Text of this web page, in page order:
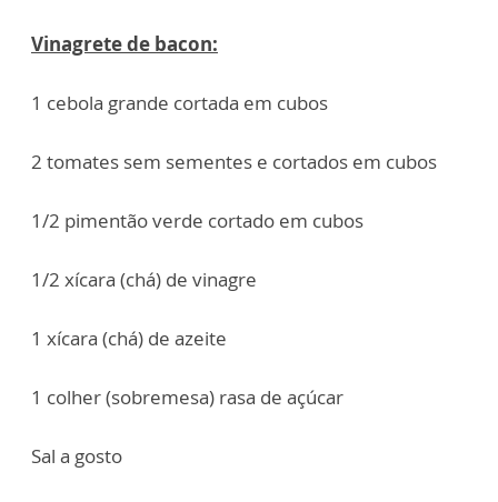
Vinagrete de bacon:
1 cebola grande cortada em cubos
2 tomates sem sementes e cortados em cubos
1/2 pimentão verde cortado em cubos
1/2 xícara (chá) de vinagre
1 xícara (chá) de azeite
1 colher (sobremesa) rasa de açúcar
Sal a gosto